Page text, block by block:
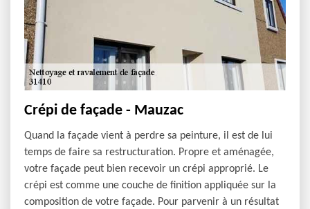
Crépi de façade - Mauzac
Quand la façade vient à perdre sa peinture, il est de lui
temps de faire sa restructuration. Propre et aménagée,
votre façade peut bien recevoir un crépi approprié. Le
crépi est comme une couche de finition appliquée sur la
composition de votre façade. Pour parvenir à un résultat